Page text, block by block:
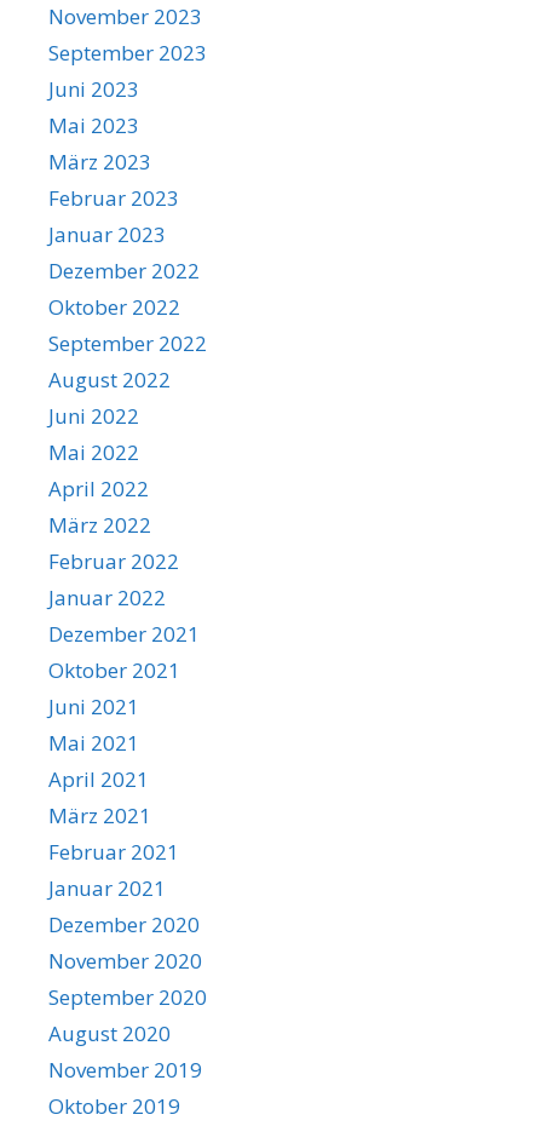
November 2023
September 2023
Juni 2023
Mai 2023
März 2023
Februar 2023
Januar 2023
Dezember 2022
Oktober 2022
September 2022
August 2022
Juni 2022
Mai 2022
April 2022
März 2022
Februar 2022
Januar 2022
Dezember 2021
Oktober 2021
Juni 2021
Mai 2021
April 2021
März 2021
Februar 2021
Januar 2021
Dezember 2020
November 2020
September 2020
August 2020
November 2019
Oktober 2019